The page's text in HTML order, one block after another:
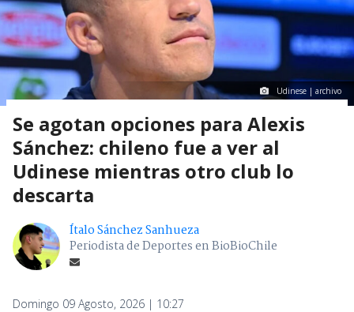
Udinese | archivo
Se agotan opciones para Alexis
Sánchez: chileno fue a ver al
Udinese mientras otro club lo
descarta
Ítalo Sánchez Sanhueza
Periodista de Deportes en BioBioChile
Domingo 09 Agosto, 2026 | 10:27